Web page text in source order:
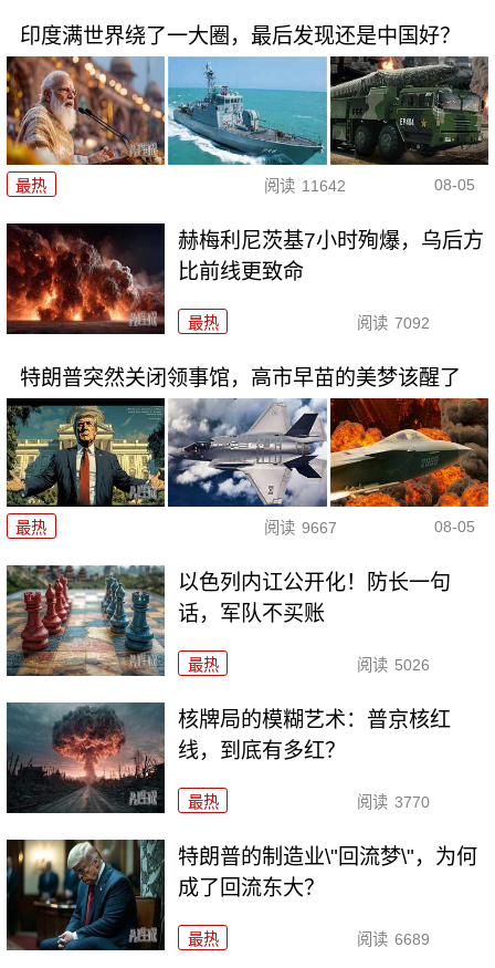
印度满世界绕了一大圈，最后发现还是中国好？
最热 阅读 11642 08-05
赫梅利尼茨基7小时殉爆，乌后方
比前线更致命
最热 阅读 7092
特朗普突然关闭领事馆，高市早苗的美梦该醒了
最热 阅读 9667 08-05
以色列内讧公开化！防长一句
话，军队不买账
最热 阅读 5026
核牌局的模糊艺术：普京核红
线，到底有多红？
最热 阅读 3770
特朗普的制造业\"回流梦\"，为何
成了回流东大？
最热 阅读 6689